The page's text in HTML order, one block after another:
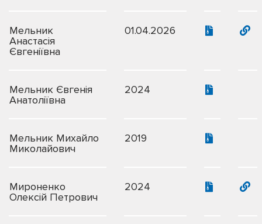
Мельник
Анастасія
Євгеніївна
01.04.2026
Мельник Євгенія
Анатоліївна
2024
Мельник Михайло
Миколайович
2019
Мироненко
Олексій Петрович
2024